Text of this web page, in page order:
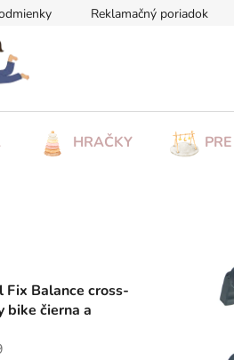
Reklamačný poriadok
HRAČKY
Fix Balance cross-
bike čierna a